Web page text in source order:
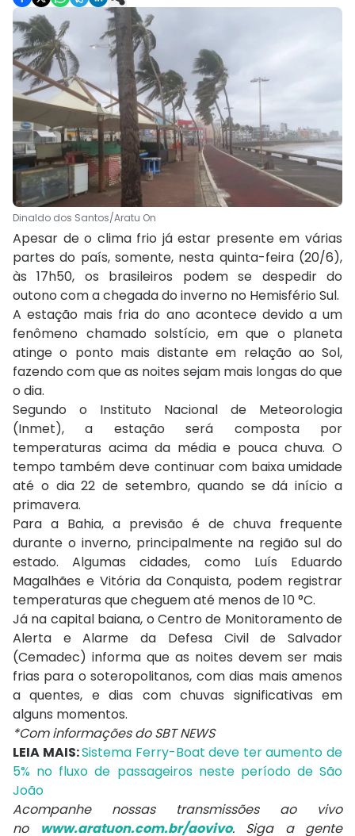
Dinaldo dos Santos/Aratu On
Apesar de o clima frio já estar presente em várias
partes do país, somente, nesta quinta-feira (20/6),
às 17h50, os brasileiros podem se despedir do
outono com a chegada do inverno no Hemisfério Sul.
A estação mais fria do ano acontece devido a um
fenômeno chamado solstício, em que o planeta
atinge o ponto mais distante em relação ao Sol,
fazendo com que as noites sejam mais longas do que
o dia.
Segundo o Instituto Nacional de Meteorologia
(Inmet), a estação será composta por
temperaturas acima da média e pouca chuva. O
tempo também deve continuar com baixa umidade
até o dia 22 de setembro, quando se dá início a
primavera.
Para a Bahia, a previsão é de chuva frequente
durante o inverno, principalmente na região sul do
estado. Algumas cidades, como Luís Eduardo
Magalhães e Vitória da Conquista, podem registrar
temperaturas que cheguem até menos de 10 °C.
Já na capital baiana, o Centro de Monitoramento de
Alerta e Alarme da Defesa Civil de Salvador
(Cemadec) informa que as noites devem ser mais
frias para o soteropolitanos, com dias mais amenos
a quentes, e dias com chuvas significativas em
alguns momentos.
*Com informações do SBT NEWS
LEIA MAIS:Sistema Ferry-Boat deve ter aumento de
5% no fluxo de passageiros neste período de São
João
Acompanhe nossas transmissões ao vivo
no
www.aratuon.com.br/aovivo. Siga a gente